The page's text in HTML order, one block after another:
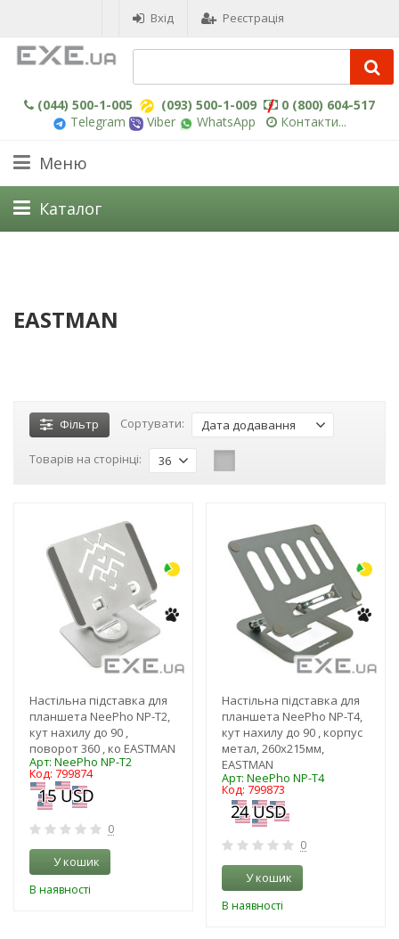
Вхід Реєстрація
(044) 500-1-005 (093) 500-1-009
0 (800) 604-517
Telegram
Viber WhatsApp Контакти...
Меню
Каталог
EASTMAN
Фільтр Сортувати: Дата додавання
Товарів на сторінці: 36
Настільна підставка для
планшета NeePho NP-T2,
кут нахилу до 90 ,
поворот 360 , ко EASTMAN
Арт: NeePho NP-T2
Код: 799874
0
У кошик
В наявності
Настільна підставка для
планшета NeePho NP-T4,
кут нахилу до 90 , корпус
метал, 260х215мм,
EASTMAN
Арт: NeePho NP-T4
Код: 799873
0
У кошик
В наявності